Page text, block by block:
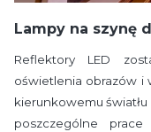
Lampy na szynę
Reflektory LED
oświetlenia obrazów i
kierunkowemu światłu
poszczególne